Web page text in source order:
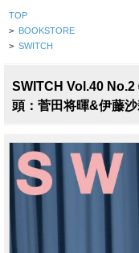
TOP
> BOOKSTORE
> SWITCH
SWITCH Vol.40 No.2
頭：菅田将暉&伊藤沙